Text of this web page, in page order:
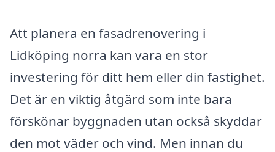
Att planera en fasadrenovering i
Lidköping norra kan vara en stor
investering för ditt hem eller din fastighet.
Det är en viktig åtgärd som inte bara
förskönar byggnaden utan också skyddar
den mot väder och vind. Men innan du